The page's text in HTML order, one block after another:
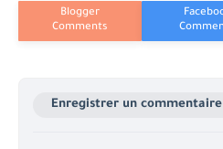
Enregistrer un commentaire